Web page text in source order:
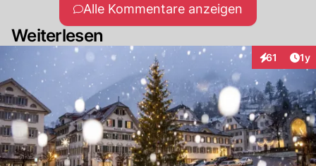
Alle Kommentare anzeigen
Weiterlesen
61 1y